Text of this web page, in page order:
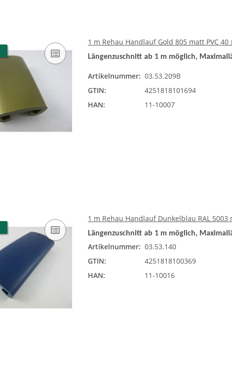
1 m Rehau Handlauf Gold 805 matt PVC
Längenzuschnitt ab 1 m möglich,
Artikelnummer: 03.53.209B
GTIN:
4251818101694
HAN:
11-10007
1 m Rehau Handlauf Dunkelblau RAL
Längenzuschnitt ab 1 m möglich,
Artikelnummer: 03.53.140
GTIN:
4251818100369
HAN:
11-10016